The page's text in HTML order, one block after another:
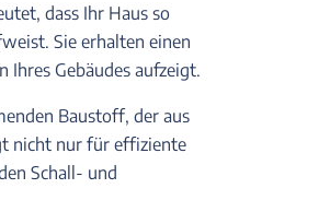
dass Ihr Haus so
Sie erhalten einen
Ihres Gebäudes aufzeigt.
Baustoff, der aus
nicht nur für effiziente
Schall- und